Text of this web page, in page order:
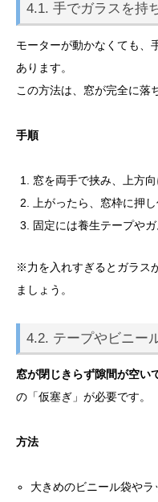
4.1. 手でガラスを持
モーターが動かなくても、
あります。
この方法は、窓が完全に落
手順
窓を両手で挟み、上方
上がったら、窓枠に押
固定には養生テープや
※力を入れすぎるとガラス
ましょう。
4.2. テープやビニー
窓が閉じきらず隙間が空い
の「仮塞ぎ」が必要です。
方法
大きめのビニール袋やラ